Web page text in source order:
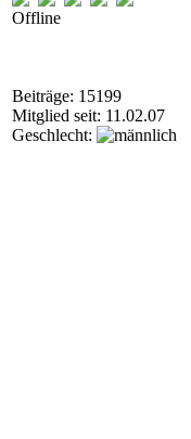
Offline
Beiträge: 15199
Mitglied seit: 11.02.07
Geschlecht: